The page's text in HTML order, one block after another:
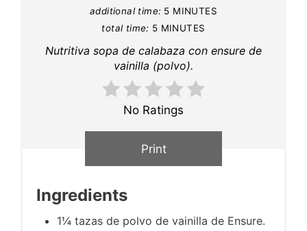
additional time: 5 MINUTES
total time: 5 MINUTES
Nutritiva sopa de calabaza con ensure de
vainilla (polvo).
No Ratings
Print
Ingredients
1¼ tazas de polvo de vainilla de Ensure.